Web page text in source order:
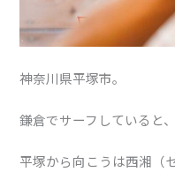
神奈川県平塚市。
鎌倉でサーフしていると、
平塚から向こうは西湘（